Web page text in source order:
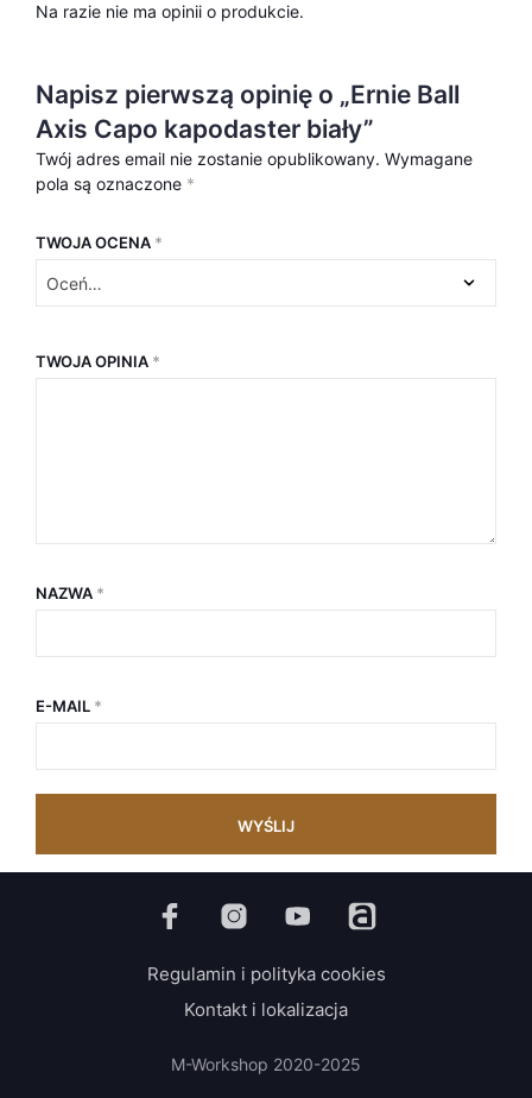
Na razie nie ma opinii o produkcie.
Napisz pierwszą opinię o „Ernie Ball
Axis Capo kapodaster biały”
Twój adres email nie zostanie opublikowany. Wymagane
pola są oznaczone *
TWOJA OCENA *
TWOJA OPINIA *
NAZWA *
E-MAIL *
Regulamin i polityka cookies
Kontakt i lokalizacja
M-Workshop 2020-2025